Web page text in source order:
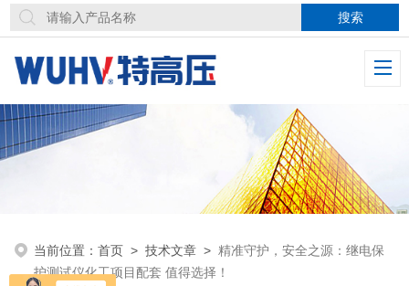
当前位置：首页 >技术文章 >精准守护，安全之源：继电保
护测试仪化工项目配套 值得选择！